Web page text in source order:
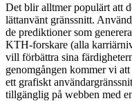
Det blir alltmer populärt att
lättanvänt gränssnitt.
de prediktioner som
KTH-forskare (alla
vill förbättra sina
genomgången kommer vi
ett grafiskt
tillgänglig på webben med